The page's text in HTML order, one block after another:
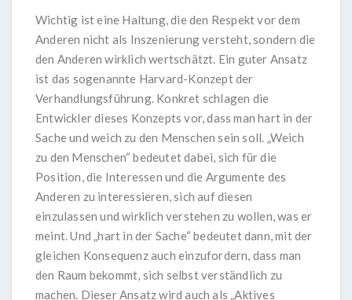
Wichtig ist eine Haltung, die den Respekt vor dem
Anderen nicht als Inszenierung versteht, sondern die
den Anderen wirklich wertschätzt. Ein guter Ansatz
ist das sogenannte Harvard-Konzept der
Verhandlungsführung. Konkret schlagen die
Entwickler dieses Konzepts vor, dass man hart in der
Sache und weich zu den Menschen sein soll. „Weich
zu den Menschen“ bedeutet dabei, sich für die
Position, die Interessen und die Argumente des
Anderen zu interessieren, sich auf diesen
einzulassen und wirklich verstehen zu wollen, was er
meint. Und „hart in der Sache“ bedeutet dann, mit der
gleichen Konsequenz auch einzufordern, dass man
den Raum bekommt, sich selbst verständlich zu
machen. Dieser Ansatz wird auch als „Aktives